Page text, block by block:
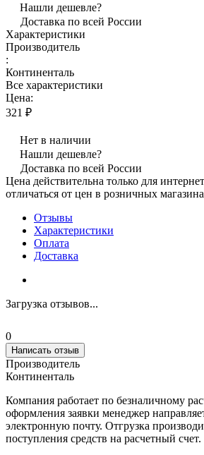
Нашли дешевле?
Доставка по всей России
Характеристики
Производитель
:
Континенталь
Все характеристики
Цена:
321 ₽
Нет в наличии
Нашли дешевле?
Доставка по всей России
Цена действительна только для
отличаться от цен в розничных
Отзывы
Характеристики
Оплата
Доставка
Загрузка отзывов...
0
Написать отзыв
Производитель
Континенталь
Компания работает по безналичному
оформления заявки менеджер
электронную почту. Отгрузка
поступления средств на расчетный счет.